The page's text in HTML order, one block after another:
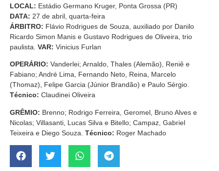
LOCAL: Estádio Germano Kruger, Ponta Grossa (PR)
DATA: 27 de abril, quarta-feira
ÁRBITRO: Flávio Rodrigues de Souza, auxiliado por Danilo
Ricardo Simon Manis e Gustavo Rodrigues de Oliveira, trio
paulista. VAR: Vinicius Furlan
OPERÁRIO: Vanderlei; Arnaldo, Thales (Alemão), Reniê e
Fabiano; André Lima, Fernando Neto, Reina, Marcelo
(Thomaz), Felipe Garcia (Júnior Brandão) e Paulo Sérgio.
Técnico: Claudinei Oliveira
GRÊMIO: Brenno; Rodrigo Ferreira, Geromel, Bruno Alves e
Nicolas; Villasanti, Lucas Silva e Bitello; Campaz, Gabriel
Teixeira e Diego Souza. Técnico: Roger Machado